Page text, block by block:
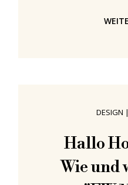
nach dem
Chemnitz,
Krefeld und
Life“ in den
Deutschland
DESIGN |
Hallo
Wie und